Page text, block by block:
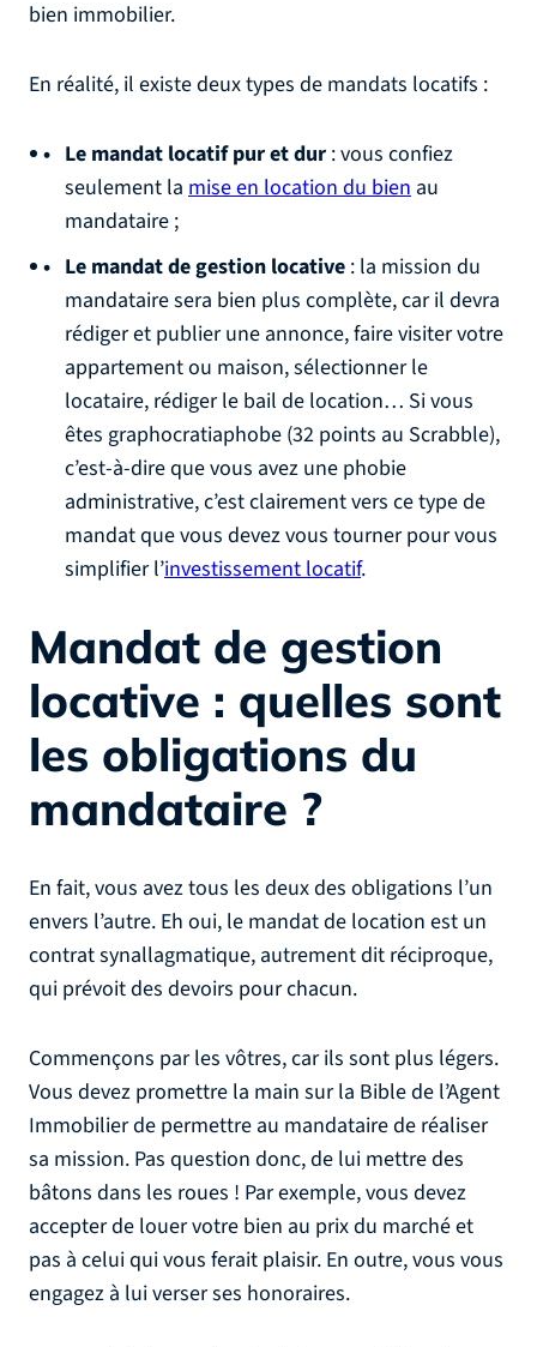
bien immobilier.
En réalité, il existe deux types de mandats locatifs :
Le mandat locatif pur et dur : vous confiez
seulement la mise en location du bien au
mandataire ;
Le mandat de gestion locative : la mission du
mandataire sera bien plus complète, car il devra
rédiger et publier une annonce, faire visiter votre
appartement ou maison, sélectionner le
locataire, rédiger le bail de location… Si vous
êtes graphocratiaphobe (32 points au Scrabble),
c’est-à-dire que vous avez une phobie
administrative, c’est clairement vers ce type de
mandat que vous devez vous tourner pour vous
simplifier l’investissement locatif.
Mandat de gestion
locative : quelles sont
les obligations du
mandataire ?
En fait, vous avez tous les deux des obligations l’un
envers l’autre. Eh oui, le mandat de location est un
contrat synallagmatique, autrement dit réciproque,
qui prévoit des devoirs pour chacun.
Commençons par les vôtres, car ils sont plus légers.
Vous devez promettre la main sur la Bible de l’Agent
Immobilier de permettre au mandataire de réaliser
sa mission. Pas question donc, de lui mettre des
bâtons dans les roues ! Par exemple, vous devez
accepter de louer votre bien au prix du marché et
pas à celui qui vous ferait plaisir. En outre, vous vous
engagez à lui verser ses honoraires.